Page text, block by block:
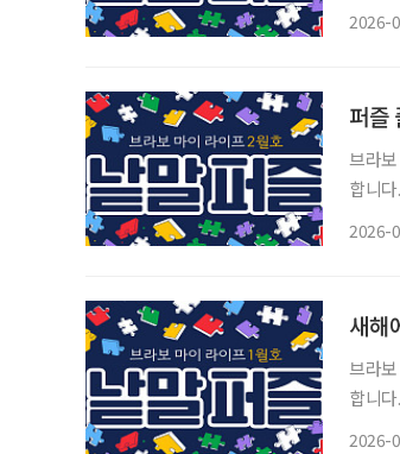
2026-
퍼즐
브라보 마이 라이
합니
2026-
새해
브라보 마이 라이
합니
2026-